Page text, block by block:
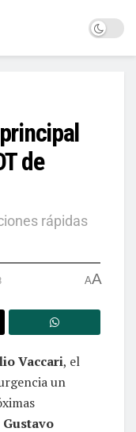
de
rápidas
AA
Vaccari, el
un
Gustavo